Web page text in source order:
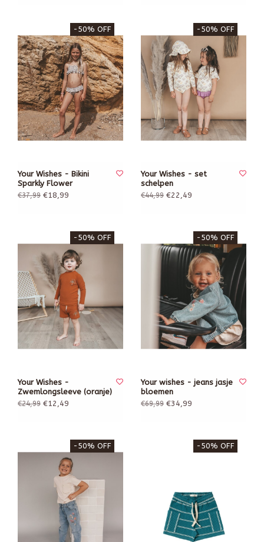
-50% OFF
Your Wishes - Bikini
Sparkly Flower
€37,99 €18,99
-50% OFF
Your Wishes - set
schelpen
€44,99 €22,49
-50% OFF
Your Wishes -
Zwemlongsleeve (oranje)
€24,99 €12,49
-50% OFF
Your wishes - jeans jasje
bloemen
€69,99 €34,99
-50% OFF -50% OFF